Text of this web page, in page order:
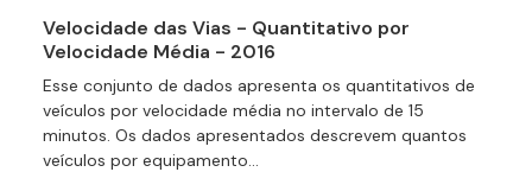
Velocidade das Vias - Quantitativo por
Velocidade Média - 2016
Esse conjunto de dados apresenta os quantitativos de
veículos por velocidade média no intervalo de 15
minutos. Os dados apresentados descrevem quantos
veículos por equipamento...